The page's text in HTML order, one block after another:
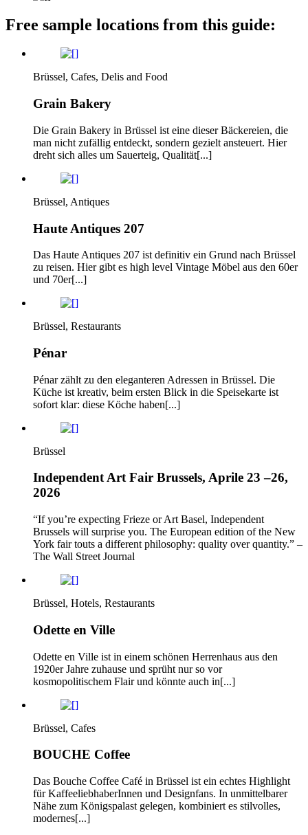
Free sample locations from this guide:
Brüssel, Cafes, Delis and Food
Grain Bakery
Die Grain Bakery in Brüssel ist eine dieser Bäckereien, die
man nicht zufällig entdeckt, sondern gezielt ansteuert. Hier
dreht sich alles um Sauerteig, Qualität[...]
Brüssel, Antiques
Haute Antiques 207
Das Haute Antiques 207 ist definitiv ein Grund nach Brüssel
zu reisen. Hier gibt es high level Vintage Möbel aus den 60er
und 70er[...]
Brüssel, Restaurants
Pénar
Pénar zählt zu den eleganteren Adressen in Brüssel. Die
Küche ist kreativ, beim ersten Blick in die Speisekarte ist
sofort klar: diese Köche haben[...]
Brüssel
Independent Art Fair Brussels, Aprile 23 –26,
2026
“If you’re expecting Frieze or Art Basel, Independent
Brussels will surprise you. The European edition of the New
York fair touts a different philosophy: quality over quantity.” –
The Wall Street Journal
Brüssel, Hotels, Restaurants
Odette en Ville
Odette en Ville ist in einem schönen Herrenhaus aus den
1920er Jahre zuhause und sprüht nur so vor
kosmopolitischem Flair und könnte auch in[...]
Brüssel, Cafes
BOUCHE Coffee
Das Bouche Coffee Café in Brüssel ist ein echtes Highlight
für KaffeeliebhaberInnen und Designfans. In unmittelbarer
Nähe zum Königspalast gelegen, kombiniert es stilvolles,
modernes[...]